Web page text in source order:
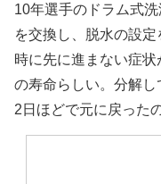
10年選手のドラム式
を交換し、脱水の設
時に先に進まない症
の寿命らしい。分解し
2日ほどで元に戻った